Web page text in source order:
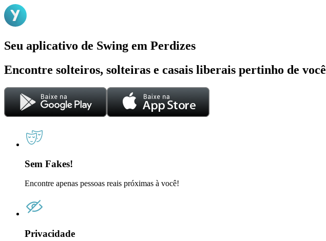
Seu aplicativo de Swing em Perdizes
Encontre solteiros, solteiras e casais liberais pertinho de você
Sem Fakes!
Encontre apenas pessoas reais próximas à você!
Privacidade